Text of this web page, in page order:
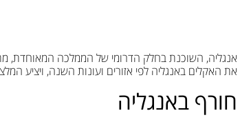
אנגליה, השוכנת בחלק הדרומי של הממלכה המאוחדת,
את האקלים באנגליה לפי אזורים ועונות השנה, ויציע
חורף באנגליה